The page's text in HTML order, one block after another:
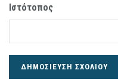
Ιστότοπος